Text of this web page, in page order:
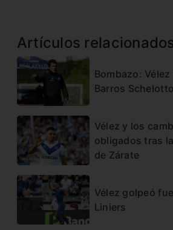
Artículos
Bombazo:
Barros Schelotto
Vélez y los
obligados tras
de Zárate
Vélez golpeó
Liniers